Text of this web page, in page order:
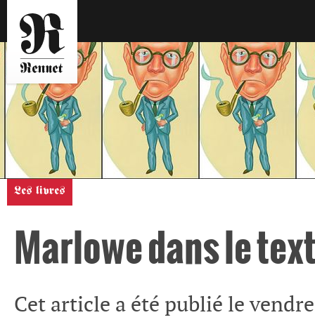
Les livres
Marlowe dans le
Cet article a été publié le